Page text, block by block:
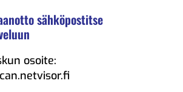
sähköpostitse
osoite: